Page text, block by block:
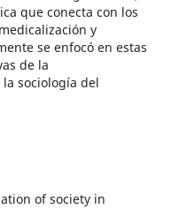
que conecta con los
y
se enfocó en estas
de la
sociología del
of society in